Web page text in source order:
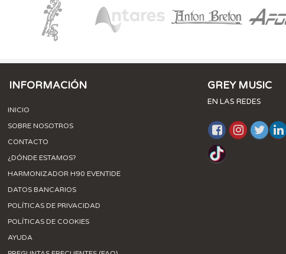
INFORMACIÓN
INICIO
SOBRE NOSOTROS
CONTACTO
¿DÓNDE ESTAMOS?
HARMONIZADOR H90 EVENTIDE
DATOS BANCARIOS
POLÍTICAS DE PRIVACIDAD
POLÍTICAS DE COOKIES
AYUDA
GREY MUSIC
EN LAS REDES